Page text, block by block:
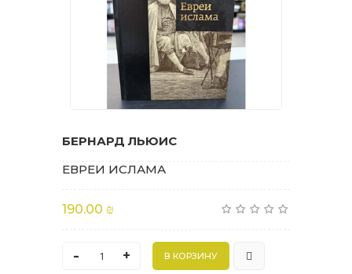
БЕРНАРД ЛЬЮИС
ЕВРЕИ ИСЛАМА
190.00 ₪
- +